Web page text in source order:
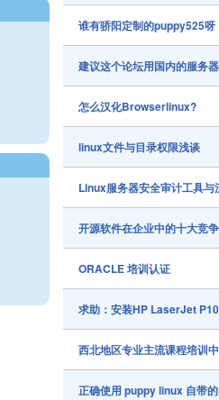
谁有骄阳定制的puppy525呀
建议这个论坛用国内的服务
怎么汉化Browserlinux?
linux文件与目录权限浅谈
Linux服务器安全审计工具与
开源软件在企业中的十大竞
ORACLE 培训认证
求助：安装HP LaserJet
西北地区专业主流课程培训
正确使用 puppy linux 自带